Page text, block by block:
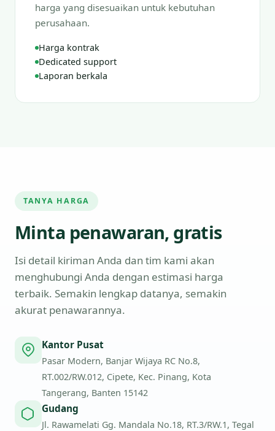
harga yang disesuaikan untuk kebutuhan
perusahaan.
Harga kontrak
Dedicated support
Laporan berkala
TANYA HARGA
Minta penawaran, gratis
Isi detail kiriman Anda dan tim kami akan
menghubungi Anda dengan estimasi harga
terbaik. Semakin lengkap datanya, semakin
akurat penawarannya.
Kantor Pusat
Pasar Modern, Banjar Wijaya RC No.8,
RT.002/RW.012, Cipete, Kec. Pinang, Kota
Tangerang, Banten 15142
Gudang
Jl. Rawamelati Gg. Mandala No.18, RT.3/RW.1, Tegal